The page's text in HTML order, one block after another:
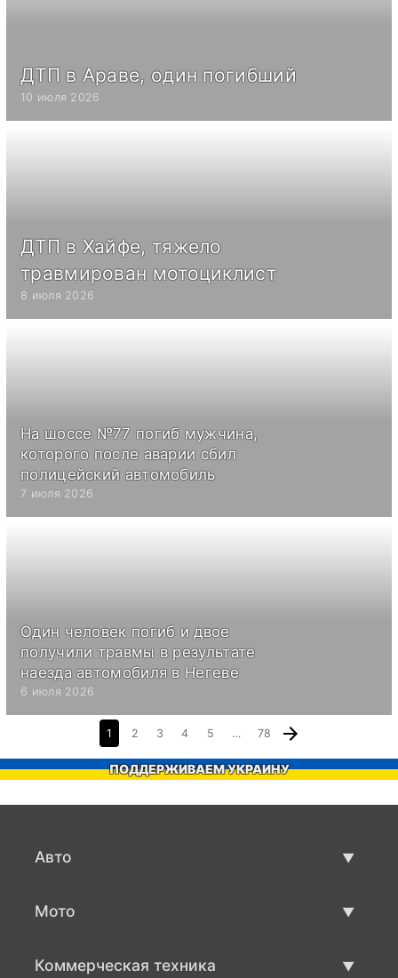
ДТП в Араве, один погибший
10 июля 2026
ДТП в Хайфе, тяжело
травмирован мотоциклист
8 июля 2026
На шоссе №77 погиб мужчина,
которого после аварии сбил
полицейский автомобиль
7 июля 2026
Один человек погиб и двое
получили травмы в результате
наезда автомобиля в Негеве
6 июля 2026
1 2 3 4 5 … 78
ПОДДЕРЖИВАЕМ УКРАИНУ
Авто
Мото
Коммерческая техника